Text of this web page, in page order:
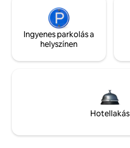
Ingyenes parkolás a
helyszínen
Hotellakás